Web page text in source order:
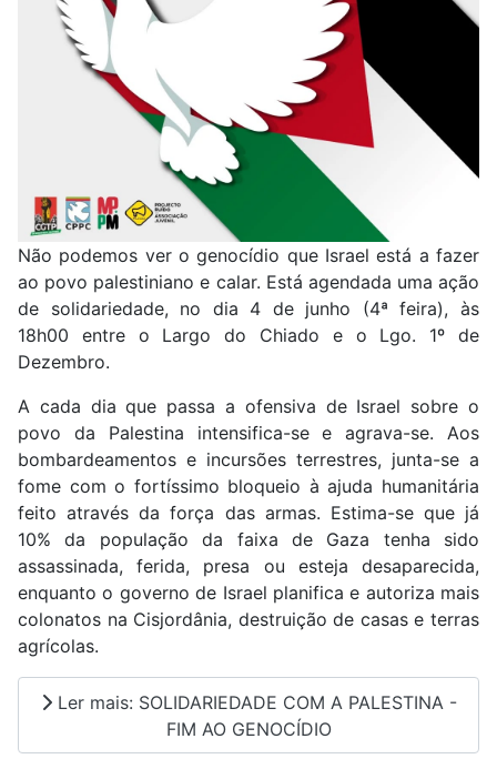
Não podemos ver o genocídio que Israel está a fazer
ao povo palestiniano e calar. Está agendada uma ação
de solidariedade, no dia 4 de junho (4ª feira), às
18h00 entre o Largo do Chiado e o Lgo. 1º de
Dezembro.
A cada dia que passa a ofensiva de Israel sobre o
povo da Palestina intensifica-se e agrava-se. Aos
bombardeamentos e incursões terrestres, junta-se a
fome com o fortíssimo bloqueio à ajuda humanitária
feito através da força das armas. Estima-se que já
10% da população da faixa de Gaza tenha sido
assassinada, ferida, presa ou esteja desaparecida,
enquanto o governo de Israel planifica e autoriza mais
colonatos na Cisjordânia, destruição de casas e terras
agrícolas.
Ler mais: SOLIDARIEDADE COM A PALESTINA -
FIM AO GENOCÍDIO